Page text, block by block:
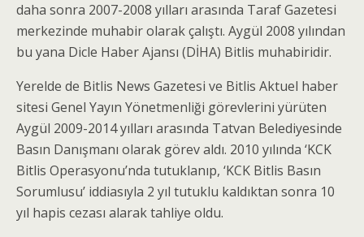
daha sonra 2007-2008 yılları arasında Taraf Gazetesi
merkezinde muhabir olarak çalıştı. Aygül 2008 yılından
bu yana Dicle Haber Ajansı (DİHA) Bitlis muhabiridir.
Yerelde de Bitlis News Gazetesi ve Bitlis Aktuel haber
sitesi Genel Yayın Yönetmenliği görevlerini yürüten
Aygül 2009-2014 yılları arasında Tatvan Belediyesinde
Basın Danışmanı olarak görev aldı. 2010 yılında ‘KCK
Bitlis Operasyonu’nda tutuklanıp, ‘KCK Bitlis Basın
Sorumlusu’ iddiasıyla 2 yıl tutuklu kaldıktan sonra 10
yıl hapis cezası alarak tahliye oldu.